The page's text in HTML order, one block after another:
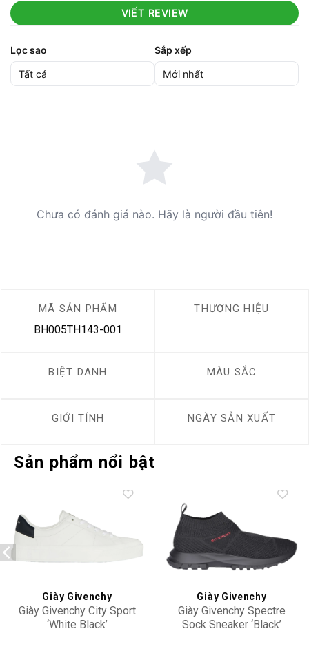
VIẾT REVIEW
Lọc sao Sắp xếp
Chưa có đánh giá nào. Hãy là người đầu tiên!
MÃ SẢN PHẨM
BH005TH143-001
THƯƠNG HIỆU
BIỆT DANH MÀU SẮC
GIỚI TÍNH NGÀY SẢN XUẤT
Sản phẩm nổi bật
Add to
Giày Givenchy
Giày Givenchy City Sport
‘White Black’
Add to
Giày Givenchy
Giày Givenchy Spectre
Sock Sneaker ‘Black’